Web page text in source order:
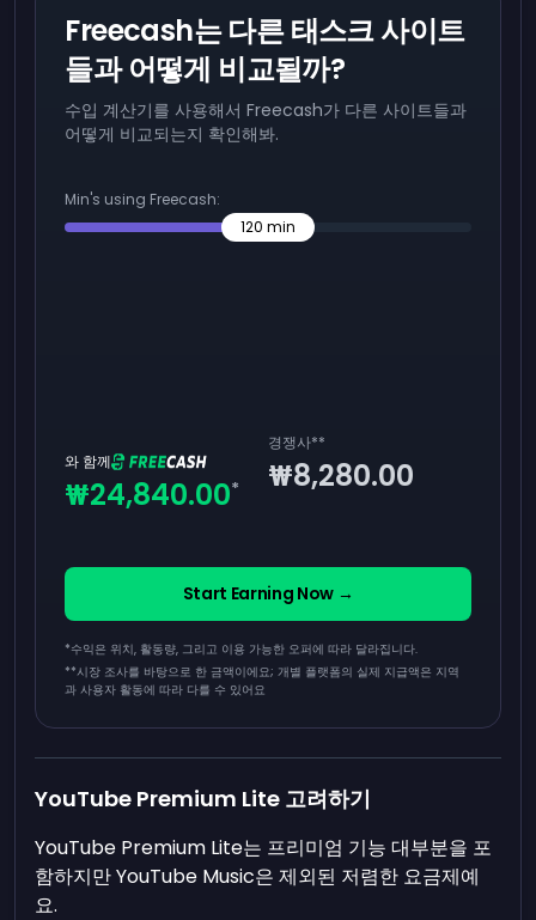
Freecash는 다른 태스크 사이트
들과 어떻게 비교될까?
수입 계산기를 사용해서 Freecash가 다른 사이트들과
어떻게 비교되는지 확인해봐.
Min's using Freecash:
120 min
와 함께
₩24,840.00*
경쟁사**
₩8,280.00
Start Earning Now →
*수익은 위치, 활동량, 그리고 이용 가능한 오퍼에 따라 달라집니다.
**시장 조사를 바탕으로 한 금액이에요; 개별 플랫폼의 실제 지급액은 지역
과 사용자 활동에 따라 다를 수 있어요
YouTube Premium Lite 고려하기
YouTube Premium Lite는 프리미엄 기능 대부분을 포
함하지만 YouTube Music은 제외된 저렴한 요금제예
요.